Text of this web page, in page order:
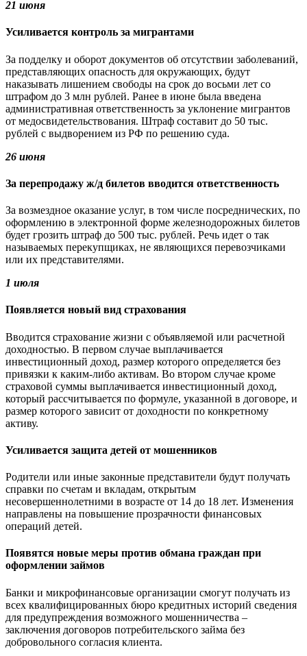
21 июня
Усиливается контроль за мигрантами
За подделку и оборот документов об отсутствии заболеваний,
представляющих опасность для окружающих, будут
наказывать лишением свободы на срок до восьми лет со
штрафом до 3 млн рублей. Ранее в июне была введена
административная ответственность за уклонение мигрантов
от медосвидетельствования. Штраф составит до 50 тыс.
рублей с выдворением из РФ по решению суда.
26 июня
За перепродажу ж/д билетов вводится ответственность
За возмездное оказание услуг, в том числе посреднических, по
оформлению в электронной форме железнодорожных билетов
будет грозить штраф до 500 тыс. рублей. Речь идет о так
называемых перекупщиках, не являющихся перевозчиками
или их представителями.
1 июля
Появляется новый вид страхования
Вводится страхование жизни с объявляемой или расчетной
доходностью. В первом случае выплачивается
инвестиционный доход, размер которого определяется без
привязки к каким‑либо активам. Во втором случае кроме
страховой суммы выплачивается инвестиционный доход,
который рассчитывается по формуле, указанной в договоре, и
размер которого зависит от доходности по конкретному
активу.
Усиливается защита детей от мошенников
Родители или иные законные представители будут получать
справки по счетам и вкладам, открытым
несовершеннолетними в возрасте от 14 до 18 лет. Изменения
направлены на повышение прозрачности финансовых
операций детей.
Появятся новые меры против обмана граждан при
оформлении займов
Банки и микрофинансовые организации смогут получать из
всех квалифицированных бюро кредитных историй сведения
для предупреждения возможного мошенничества ‒
заключения договоров потребительского займа без
добровольного согласия клиента.